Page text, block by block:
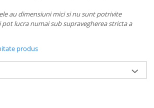
au dimensiuni mici si nu sunt potrivite
lucra numai sub supravegherea stricta a
produs